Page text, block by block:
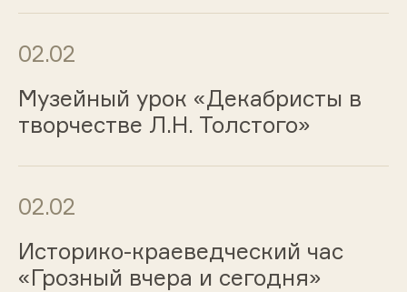
02.02
Музейный урок «Декабристы в
творчестве Л.Н. Толстого»
02.02
Историко-краеведческий час
«Грозный вчера и сегодня»